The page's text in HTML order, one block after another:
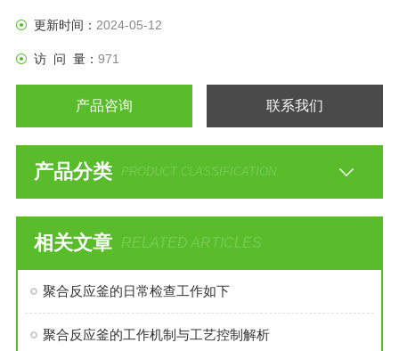
更新时间： 2024-05-12
访 问 量： 971
产品咨询 联系我们
产品分类 PRODUCT CLASSIFICATION
相关文章 RELATED ARTICLES
聚合反应釜的日常检查工作如下
聚合反应釜的工作机制与工艺控制解析